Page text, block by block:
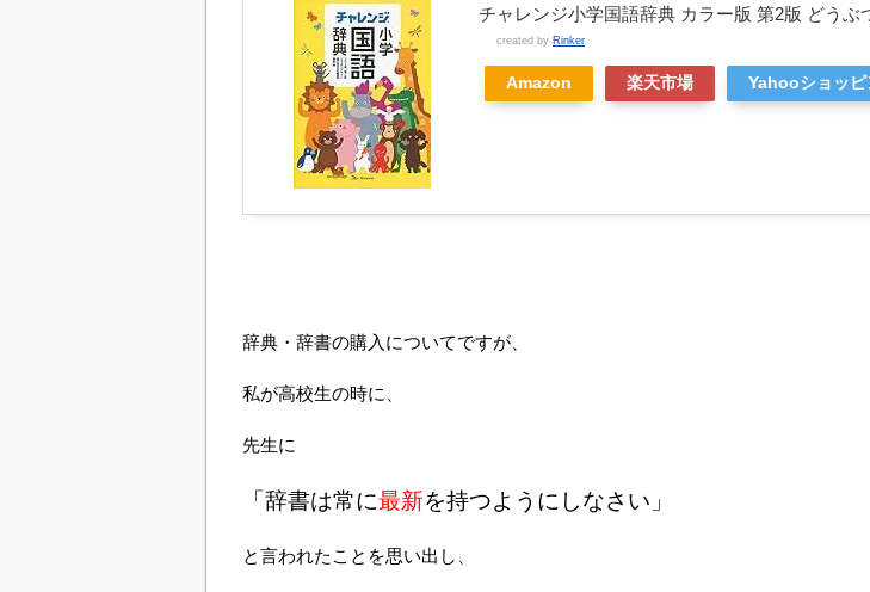
チャレンジ小学国語辞典 カラー版 第2版 どうぶ
created by Rinker
Amazon 楽天市場 Yahooショッピ
辞典・辞書の購入についてですが、
私が高校生の時に、
先生に
「辞書は常に最新を持つようにしなさい」
と言われたことを思い出し、